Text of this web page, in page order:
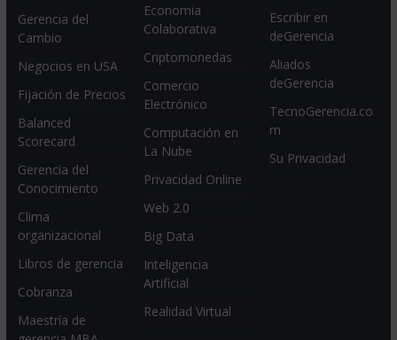
Gerencia del
Cambio
Negocios en USA
Fijación de Precios
Balanced
Scorecard
Gerencia del
Conocimiento
Clima
organizacional
Libros de gerencia
Cobranza
Maestría de
Economia
Colaborativa
Criptomonedas
Comercio
Electrónico
Computación en
La Nube
Privacidad Online
Web 2.0
Big Data
Inteligencia
Artificial
Realidad Virtual
Escribir en
deGerencia
Aliados
deGerencia
TecnoGerencia.co
m
Su Privacidad